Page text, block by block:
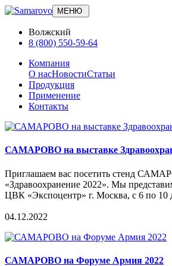
МЕНЮ
Волжский
8 (800) 550-59-64
Компания
О насНовостиСтатьи
Продукция
Применение
Контакты
САМАРОВО на выставке
Приглашаем вас посетить стенд
«Здравоохранение 2022». Мы
ЦВК «Экспоцентр» г. Москва, с 6 по 10
04.12.2022
САМАРОВО на Форуме Армия 2022